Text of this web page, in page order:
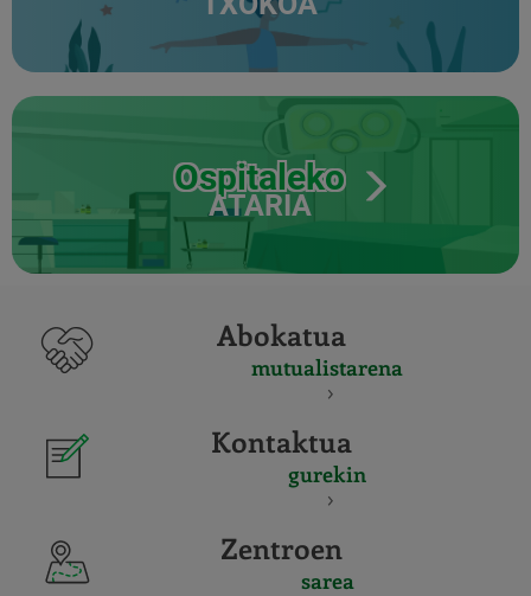
Ospitaleko
ATARIA
Abokatua
mutualistarena
Kontaktua
gurekin
Zentroen
sarea